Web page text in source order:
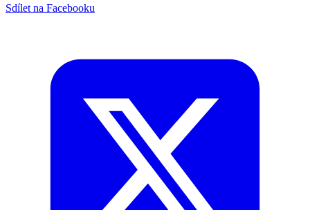
Sdílet na Facebooku